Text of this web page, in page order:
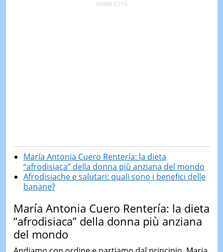
María Antonia Cuero Rentería: la dieta
“afrodisiaca” della donna più anziana del mondo
Afrodisiache e salutari: quali sono i benefici delle
banane?
María Antonia Cuero Rentería: la dieta
“afrodisiaca” della donna più anziana
del mondo